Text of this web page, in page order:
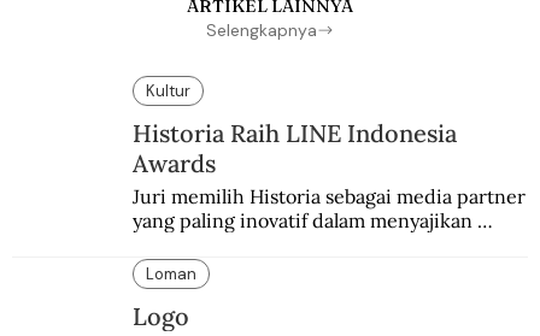
ARTIKEL LAINNYA
Selengkapnya
Kultur
Historia Raih LINE Indonesia
Awards
Juri memilih Historia sebagai media partner
yang paling inovatif dalam menyajikan
Loman
Logo